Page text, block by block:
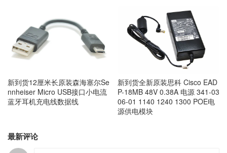
新到货12厘米长原装森海塞尔Se
nnheiser Micro USB接口小电流
蓝牙耳机充电线数据线
新到货全新原装思科 Cisco EAD
P-18MB 48V 0.38A 电源 341-03
06-01 1140 1240 1300 POE电
源供电模块
最新评论